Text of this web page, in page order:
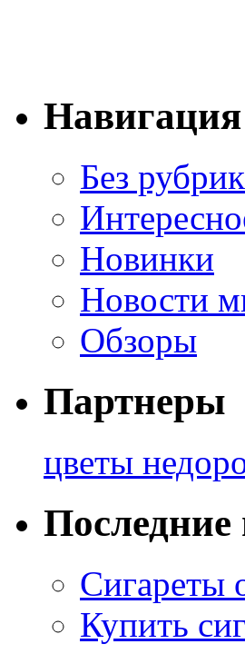
Навигация
Без
Новинки
Новости
Обзоры
Партнеры
цветы
Последние
Сигареты
Купить